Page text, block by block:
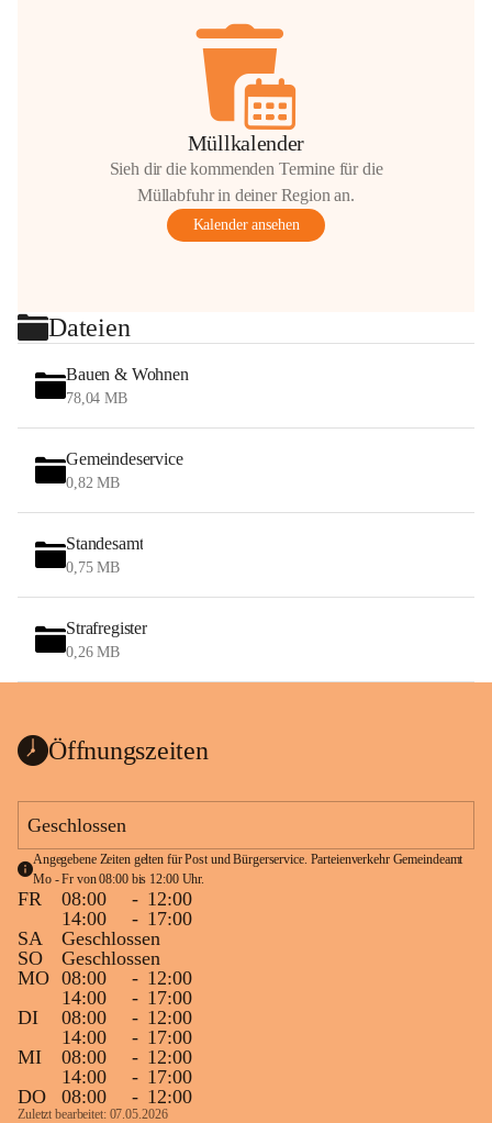
Müllkalender
Sieh dir die kommenden Termine für die
Müllabfuhr in deiner Region an.
Kalender ansehen
Dateien
Bauen & Wohnen
78,04 MB
Gemeindeservice
0,82 MB
Standesamt
0,75 MB
Strafregister
0,26 MB
Öffnungszeiten
Geschlossen
Angegebene Zeiten gelten für Post und Bürgerservice. Parteienverkehr Gemeindeamt
Mo - Fr von 08:00 bis 12:00 Uhr.
FR 08:00 - 12:00
14:00
- 17:00
SA
Geschlossen
SO
Geschlossen
MO 08:00 - 12:00
14:00
- 17:00
DI
08:00 - 12:00
14:00
- 17:00
MI
08:00 - 12:00
14:00
- 17:00
DO
08:00 - 12:00
Zuletzt bearbeitet: 07.05.2026